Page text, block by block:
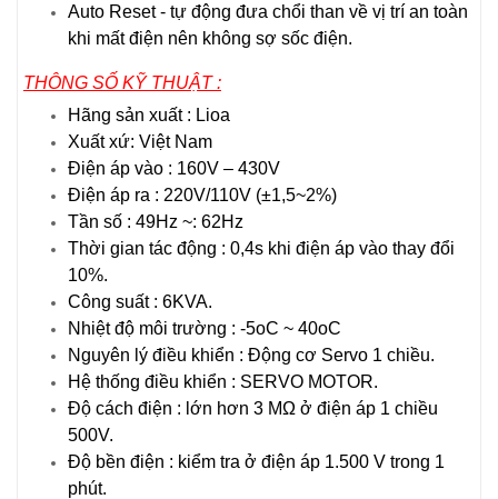
Auto Reset - tự động đưa chổi than về vị trí an toàn
khi mất điện nên không sợ sốc điện.
THÔNG SỐ KỸ THUẬT :
Hãng sản xuất : Lioa
Xuất xứ: Việt Nam
Điện áp vào : 160V – 430V
Điện áp ra : 220V/110V (±1,5~2%)
Tần số : 49Hz ~: 62Hz
Thời gian tác động : 0,4s khi điện áp vào thay đổi
10%.
Công suất : 6KVA.
Nhiệt độ môi trường : -5oC ~ 40oC
Nguyên lý điều khiển : Động cơ Servo 1 chiều.
Hệ thống điều khiển : SERVO MOTOR.
Độ cách điện : lớn hơn 3 MΩ ở điện áp 1 chiều
500V.
Độ bền điện : kiểm tra ở điện áp 1.500 V trong 1
phút.